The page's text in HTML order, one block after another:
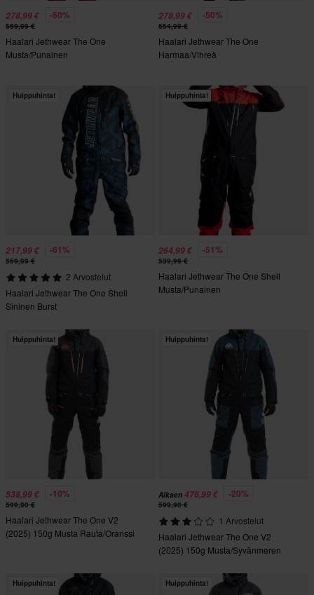
278,99 € -50%
559,99 €
Haalari Jethwear The One
Musta/Punainen
278,99 € -50%
554,99 €
Haalari Jethwear The One
Harmaa/Vihreä
Huippuhinta!
217,99 € -61%
559,99 €
2 Arvostelut
Haalari Jethwear The One Shell
Sininen Burst
Huippuhinta!
264,99 € -51%
539,99 €
Haalari Jethwear The One Shell
Musta/Punainen
Huippuhinta!
538,99 € -10%
599,90 €
Haalari Jethwear The One V2
(2025) 150g Musta Rauta/Oranssi
Huippuhinta!
Alkaen 476,99 € -20%
599,90 €
1 Arvostelut
Haalari Jethwear The One V2
(2025) 150g Musta/Syvänmeren
Huippuhinta! Huippuhinta!